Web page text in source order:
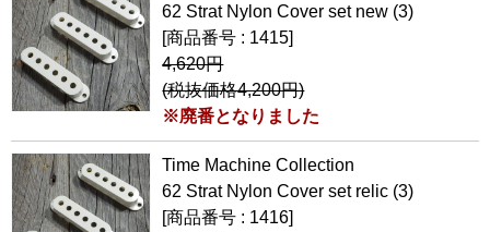
62 Strat Nylon Cover set new (3)
[商品番号 : 1415]
4,620円
(税抜価格4,200円)
※廃番となりました
Time Machine Collection
62 Strat Nylon Cover set relic (3)
[商品番号 : 1416]